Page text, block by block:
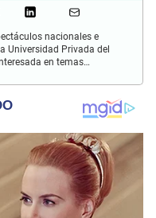
nacionales e
Universidad Privada del
en temas